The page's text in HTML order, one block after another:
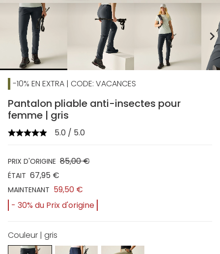
chevron_right
-10% EN EXTRA | CODE: VACANCES
Pantalon pliable anti-insectes pour
femme | gris
5.0 / 5.0
PRIX D'ORIGINE 85,00 €
ÉTAIT 67,95 €
MAINTENANT 59,50 €
- 30% du Prix d'origine
Couleur | gris